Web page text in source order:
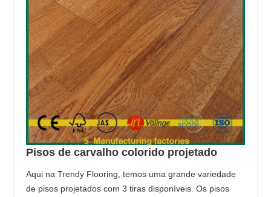
Pisos de carvalho colorido projetado
Aqui na Trendy Flooring, temos uma grande variedade
de pisos projetados com 3 tiras disponíveis. Os pisos